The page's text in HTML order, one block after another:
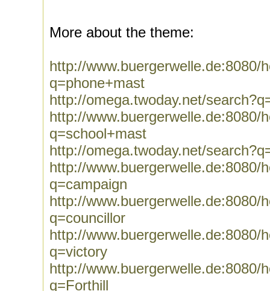
More about the theme:
http://www.buergerwelle.de:8080/
q=phone+mast
http://omega.twoday.net/
http://www.buergerwelle.de:8080/
q=school+mast
http://omega.twoday.net/
http://www.buergerwelle.de:8080/
q=campaign
http://www.buergerwelle.de:8080/
q=councillor
http://www.buergerwelle.de:8080/
q=victory
http://www.buergerwelle.de:8080/
q=Forthill